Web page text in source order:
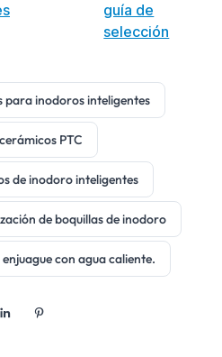
guía de
selección
para inodoros inteligentes
PTC
de inodoro inteligentes
de boquillas de inodoro
con agua caliente.